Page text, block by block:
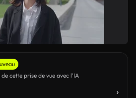
cette prise de vue avec l’IA